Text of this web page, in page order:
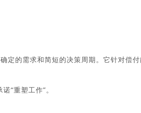
定的需求和简短的决策周期。它针对偿
“重塑工作”。